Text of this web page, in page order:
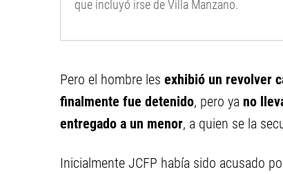
que incluyó irse de Villa Manzano.
Pero el hombre les exhibió un revolver
finalmente fue detenido, pero ya no
entregado a un menor, a quien se la
Inicialmente JCFP había sido acusado